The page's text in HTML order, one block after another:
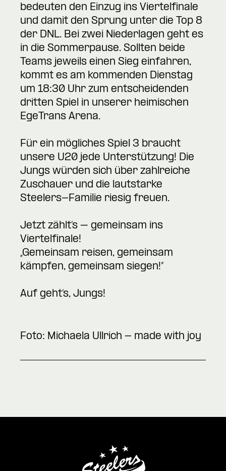
bedeuten den Einzug ins Viertelfinale
und damit den Sprung unter die Top 8
der DNL. Bei zwei Niederlagen geht es
in die Sommerpause. Sollten beide
Teams jeweils einen Sieg einfahren,
kommt es am kommenden Dienstag
um 18:30 Uhr zum entscheidenden
dritten Spiel in unserer heimischen
EgeTrans Arena.
Für ein mögliches Spiel 3 braucht
unsere U20 jede Unterstützung! Die
Jungs würden sich über zahlreiche
Zuschauer und die lautstarke
Steelers-Familie riesig freuen.
Jetzt zählt’s – gemeinsam ins
Viertelfinale!
„Gemeinsam reisen, gemeinsam
kämpfen, gemeinsam siegen!“
Auf geht’s, Jungs!
Foto: Michaela Ullrich - made with joy